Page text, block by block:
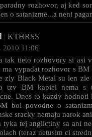
rozhovor, aj ked
o satanizme...a neni
| KTHRSS
2010 11:06
tak tieto rozhovory si asi
ma vypadat rozhovor s
zly Black Metal su len
tzv BM kapiel nema s
Dnes to kazdy
bol povodne o
sracky nemaju narok
tyka tej anglictiny sa ani
(teraz netusim ci